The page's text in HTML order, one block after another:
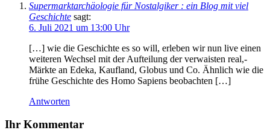
Supermarktarchäologie für Nostalgiker : ein Blog mit viel
Geschichte sagt:
6. Juli 2021 um 13:00 Uhr
[…] wie die Geschichte es so will, erleben wir nun live einen
weiteren Wechsel mit der Aufteilung der verwaisten real,-
Märkte an Edeka, Kaufland, Globus und Co. Ähnlich wie die
frühe Geschichte des Homo Sapiens beobachten […]
Antworten
Ihr Kommentar